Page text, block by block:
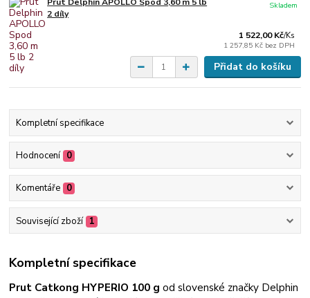
2 díly
1 522,00 Kč/Ks
1 257,85 Kč bez DPH
Skladem
Přidat do košíku
Kompletní specifikace
Hodnocení 0
Komentáře 0
Související zboží 1
Kompletní specifikace
Prut Catkong HYPERIO 100 g od slovenské značky Delphin